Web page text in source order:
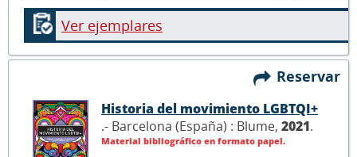
Ver ejemplares
Reservar
Historia del movimiento LGBTQI+
.- Barcelona (España) : Blume, 2021.
Material bibliográfico en formato papel.